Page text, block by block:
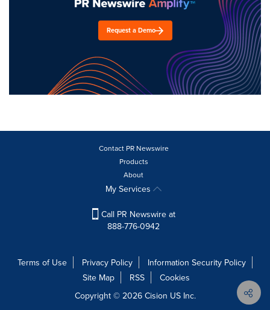
Request a Demo
Contact PR Newswire
Products
About
My Services
Call PR Newswire at
888-776-0942
Terms of Use Privacy Policy
Information Security Policy
Site Map
RSS
Cookies
Copyright © 2026 Cision US Inc.